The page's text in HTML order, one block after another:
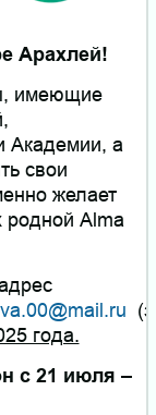
Арахлей!
имеющие
Академии, а
свои
желает
родной Alma
года.
с 21 июля –